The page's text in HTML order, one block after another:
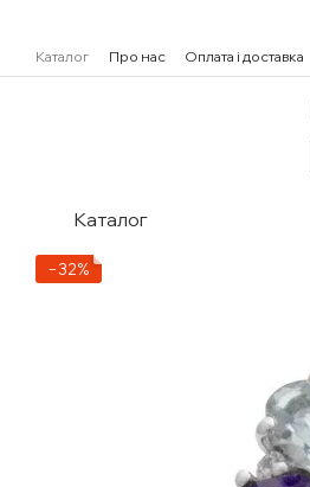
Каталог Про нас Оплата і доставка
Каталог
−32%